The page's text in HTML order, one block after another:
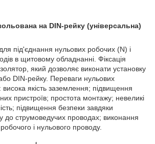
на DIN-рейку (універсальна)
під'єднання нульових робочих (N) і
в щитовому обладнанні. Фіксація
який дозволяє виконати установку
DIN-рейку. Переваги нульових
якість заземлення; підвищення
пристроїв; простота монтажу; невеликі
підвищення безпеки завдяки
струмоведучих проводах; виконання
і нульового проводу.